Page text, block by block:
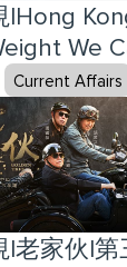
|Hong
We
Current Affairs
老家伙|第